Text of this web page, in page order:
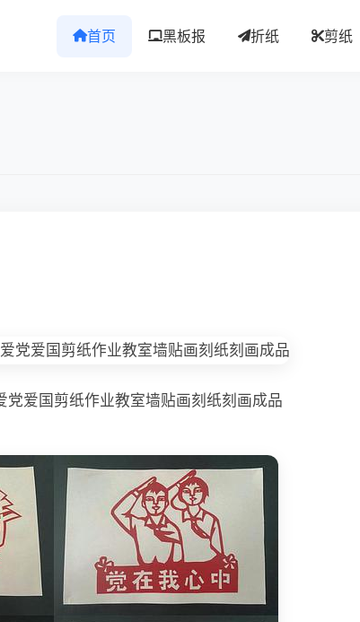
首页 黑板报 折纸 剪纸
党爱国剪纸作业教室墙贴画刻纸刻画成品